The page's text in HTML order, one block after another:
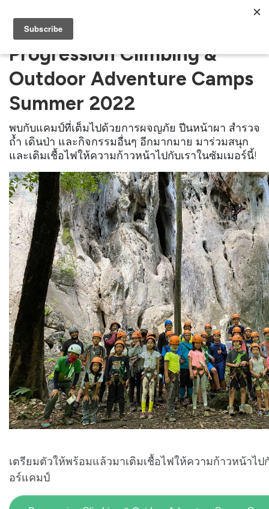
Progression Climbing &
Outdoor Adventure Camps
Summer 2022
พบกับแคมป์ที่เต็มไปด้วยการผจญภัย ปีนหน้าผา สำรวจ
ถ้ำ เดินป่า และกิจกรรมอื่นๆ อีกมากมาย มาร่วมสนุก
และเติมเชื้อไฟให้ความก้าวหน้าไปกับเราในซัมเมอร์นี้!
เตรียมตัวให้พร้อมแล้วมาเติมเชื้อไฟให้ความก้าวหน้าไ
อร์แคมป์